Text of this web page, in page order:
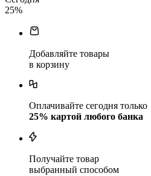
25%
Добавляйте товары
в корзину
Оплачивайте сегодня только
25% картой любого банка
Получайте товар
выбранный способом